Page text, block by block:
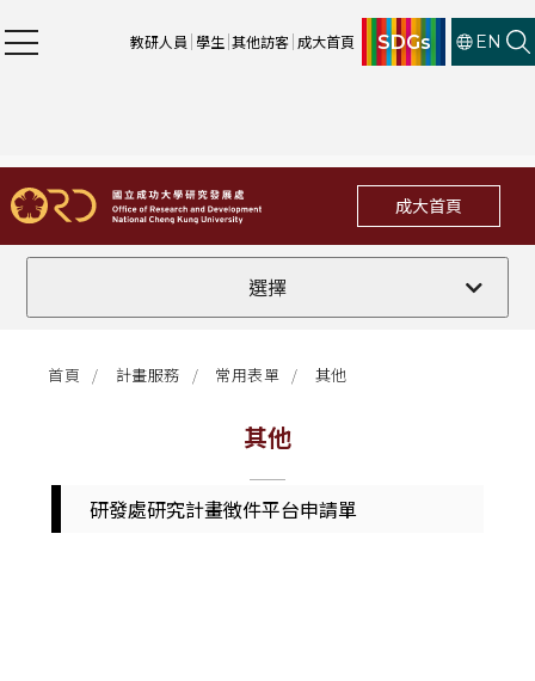
教研人員 學生 其他訪客 成大首頁 SDGs EN
成大首頁
選擇
其他
首頁 計畫服務 常用表單 其他
其他
研發處研究計畫徴件平台申請單